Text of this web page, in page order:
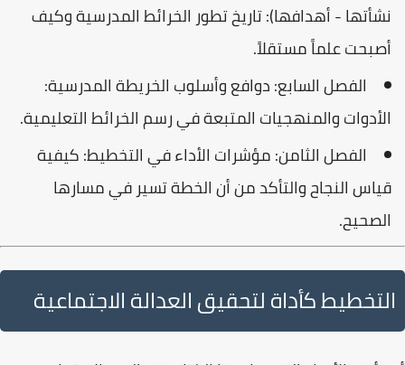
نشأتها - أهدافها):تاريخ تطور الخرائط المدرسية وكيف
أصبحت علماً مستقلاً.
الفصل السابع: دوافع وأسلوب الخريطة المدرسية:
الأدوات والمنهجيات المتبعة في رسم الخرائط التعليمية.
الفصل الثامن: مؤشرات الأداء في التخطيط:كيفية
قياس النجاح والتأكد من أن الخطة تسير في مسارها
الصحيح.
التخطيط كأداة لتحقيق العدالة الاجتماعية